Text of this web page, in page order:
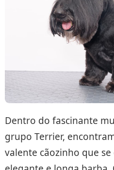
Dentro do fascinante
grupo Terrier,
valente cãozinho que